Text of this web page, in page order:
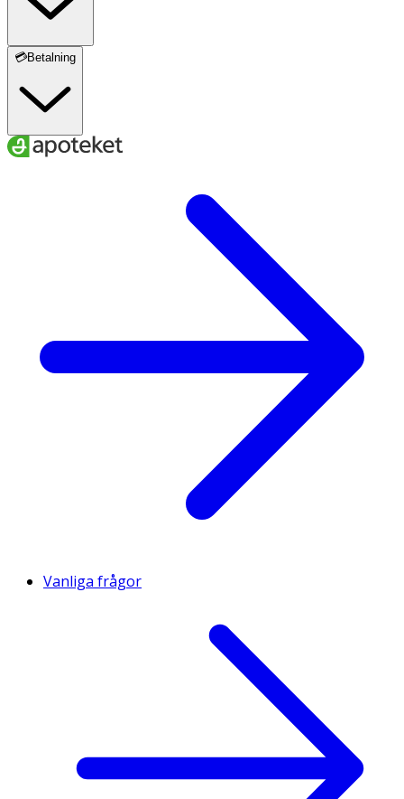
💳Betalning
Vanliga frågor